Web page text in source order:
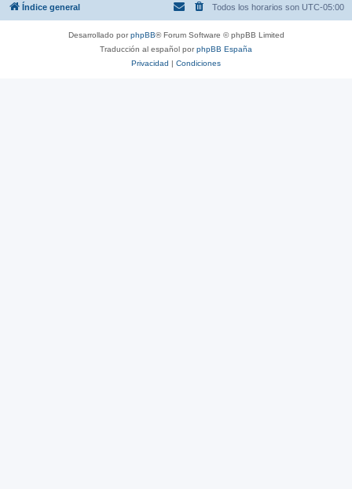
Índice general Todos los horarios son UTC-05:00
Desarrollado porphpBB® Forum Software © phpBB Limited
Traducción al español porphpBB España
Privacidad | Condiciones